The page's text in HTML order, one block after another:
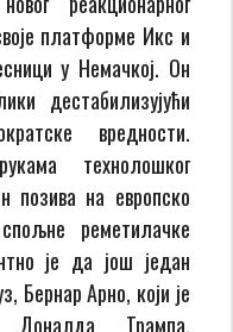
платформе Икс и
у Немачкој. Он
дестабилизујући
вредности.
технолошког
позива на европско
реметилачке
је да још један
Бернар Арно, који је
Доналда Трампа,